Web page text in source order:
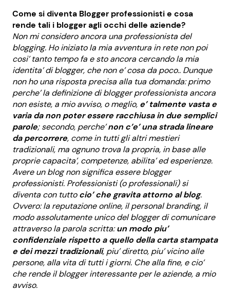
Come si diventa Blogger professionisti e cosa
rende tali i blogger agli occhi delle aziende?
Non mi considero ancora una professionista del
blogging. Ho iniziato la mia avventura in rete non poi
cosi’ tanto tempo fa e sto ancora cercando la mia
identita’ di blogger, che non e’ cosa da poco.. Dunque
non ho una risposta precisa alla tua domanda: primo
perche’ la definizione di blogger professionista ancora
non esiste, a mio avviso, o meglio, e’ talmente vasta e
varia da non poter essere racchiusa in due semplici
parole; secondo, perche’non c’e’ una strada lineare
da percorrere, come in tutti gli altri mestieri
tradizionali, ma ognuno trova la propria, in base alle
proprie capacita’, competenze, abilita’ ed esperienze.
Avere un blog non significa essere blogger
professionisti. Professionisti (o professionali) si
diventa con tuttocio’ che gravita attorno al blog.
Ovvero: la reputazione online, il personal branding, il
modo assolutamente unico del blogger di comunicare
attraverso la parola scritta:un modo piu’
confidenziale rispetto a quello della carta stampata
e dei mezzi tradizionali, piu’ diretto, piu’ vicino alle
persone, alla vita di tutti i giorni. Che alla fine, e cio’
che rende il blogger interessante per le aziende, a mio
avviso.